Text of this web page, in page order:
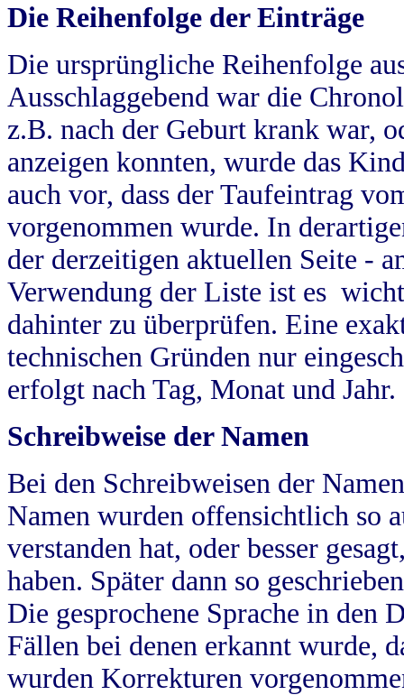
Die Reihenfolge der Einträge
Die ursprüngliche Reihenfolge
Ausschlaggebend war die
z.B. nach der Geburt krank war,
anzeigen konnten, wurde das
auch vor, dass der Taufeintrag
vorgenommen wurde. In
der derzeitigen aktuellen Seite -
Verwendung der Liste ist es
dahinter zu überprüfen. Eine
technischen Gründen nur
erfolgt nach Tag, Monat und Jahr.
Schreibweise der Namen
Bei den Schreibweisen der
Namen wurden offensichtlich so
verstanden hat, oder besser
haben. Später dann so
Die gesprochene Sprache in
Fällen bei denen erkannt wurde,
wurden Korrekturen